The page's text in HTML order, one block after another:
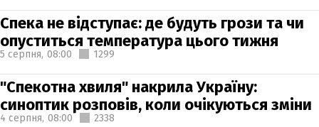
Спека не відступає: де будуть грози та чи
опуститься температура цього тижня
5 серпня, 08:00 1299
"Спекотна хвиля" накрила Україну:
синоптик розповів, коли очікуються зміни
4 серпня, 08:00 2338